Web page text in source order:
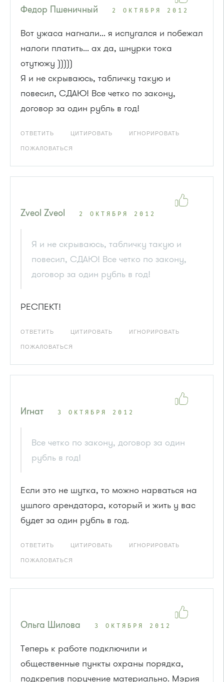
Федор Пшеничный 2 ОКТЯБРЯ 2012
Вот ужаса нагнали... я испугался и побежал
налоги платить... ах да, шнурки тока
отутюжу )))))
Я и не скрываюсь, табличку такую и
повесил, СДАЮ! Все четко по закону,
договор за один рубль в год!
ОТВЕТИТЬ ЦИТИРОВАТЬ ИГНОРИРОВАТЬ
ПОЖАЛОВАТЬСЯ
Zveol Zveol 2 ОКТЯБРЯ 2012
Я и не скрываюсь, табличку такую и
повесил, СДАЮ! Все четко по закону,
договор за один рубль в год!
РЕСПЕКТ!
ОТВЕТИТЬ ЦИТИРОВАТЬ ИГНОРИРОВАТЬ
ПОЖАЛОВАТЬСЯ
Игнат 3 ОКТЯБРЯ 2012
Все четко по закону, договор за один
рубль в год!
Если это не шутка, то можно нарваться на
ушлого арендатора, который и жить у вас
будет за один рубль в год.
ОТВЕТИТЬ ЦИТИРОВАТЬ ИГНОРИРОВАТЬ
ПОЖАЛОВАТЬСЯ
Ольга Шилова 3 ОКТЯБРЯ 2012
Теперь к работе подключили и
общественные пункты охраны порядка,
подкрепив поручение материально. Мэрия